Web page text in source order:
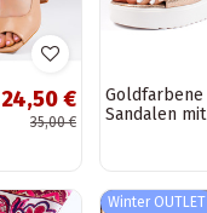
24,50 €
35,00 €
Goldfarbene
Sandalen mit
Winter OUTLET